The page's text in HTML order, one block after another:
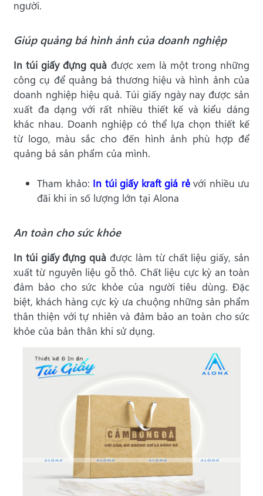
người.
Giúp quảng bá hình ảnh của doanh nghiệp
In túi giấy đựng quà được xem là một trong những
công cụ để quảng bá thương hiệu và hình ảnh của
doanh nghiệp hiệu quả. Túi giấy ngày nay được sản
xuất đa dạng với rất nhiều thiết kế và kiểu dáng
khác nhau. Doanh nghiệp có thể lựa chọn thiết kế
từ logo, màu sắc cho đến hình ảnh phù hợp để
quảng bá sản phẩm của mình.
Tham khảo: In túi giấy kraft giá rẻvới nhiều ưu
đãi khi in số lượng lớn tại Alona
An toàn cho sức khỏe
In túi giấy đựng quà được làm từ chất liệu giấy, sản
xuất từ nguyên liệu gỗ thô. Chất liệu cực kỳ an toàn
đảm bảo cho sức khỏe của người tiêu dùng. Đặc
biệt, khách hàng cực kỳ ưa chuộng những sản phẩm
thân thiện với tự nhiên và đảm bảo an toàn cho sức
khỏe của bản thân khi sử dụng.